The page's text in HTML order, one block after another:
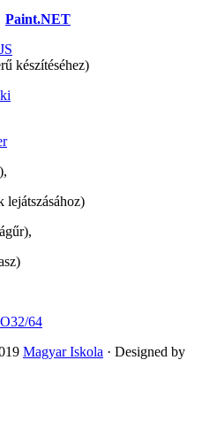
Paint.NET
készítéséhez)
lejátszásához)
64
Magyar Iskola · Designed by